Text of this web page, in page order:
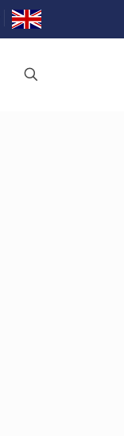
In